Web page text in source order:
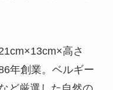
高さ
年創業。ベルギー